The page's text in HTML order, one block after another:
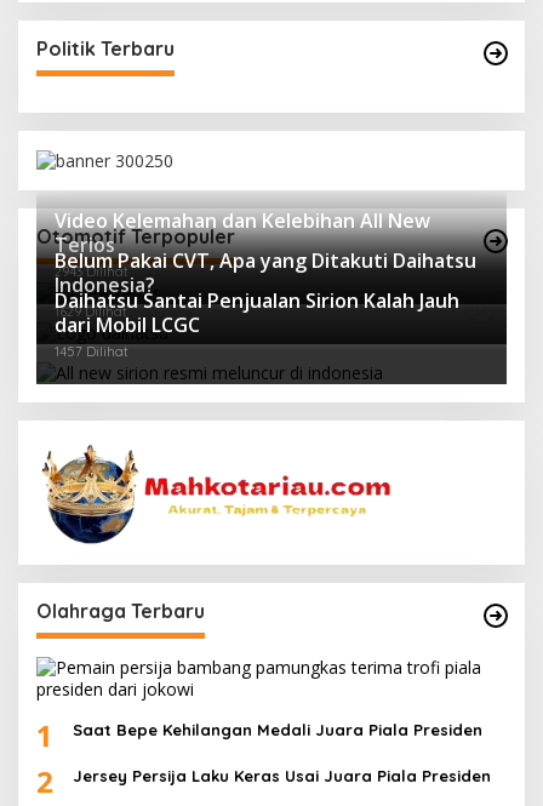
Politik Terbaru
Otomotif Terpopuler
Video Kelemahan dan Kelebihan All New
Terios
2943 Dilihat
Belum Pakai CVT, Apa yang Ditakuti Daihatsu
Indonesia?
1629 Dilihat
Daihatsu Santai Penjualan Sirion Kalah Jauh
dari Mobil LCGC
1457 Dilihat
Olahraga Terbaru
1 Saat Bepe Kehilangan Medali Juara Piala Presiden
2 Jersey Persija Laku Keras Usai Juara Piala Presiden